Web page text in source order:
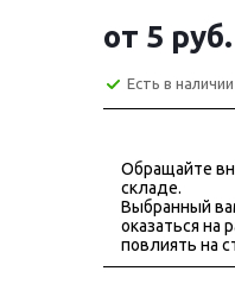
от 5 руб.
Есть в наличии
Обращайте
складе.
Выбранный
оказаться на
повлиять на